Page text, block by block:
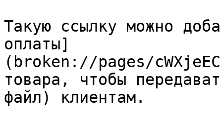
Такую ссылку можно
оплаты]
(broken://pages/
товара, чтобы
файл) клиентам.